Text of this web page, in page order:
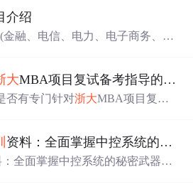
清晰，包含文本、图片及视频教
在合法范围内使用，不得用于商
介绍
iBatisXMLHTMLCSSJavaS
SpringWe...
大MBA项目复试备考指导的培训
否有专门针对浙大MBA项目复试
构都是尽量将自己的范围扩大，
更多利可图，如果只专注于很细
资料：全面掌握中控系统的秘密武器
：全面掌握中控系统的秘密武器